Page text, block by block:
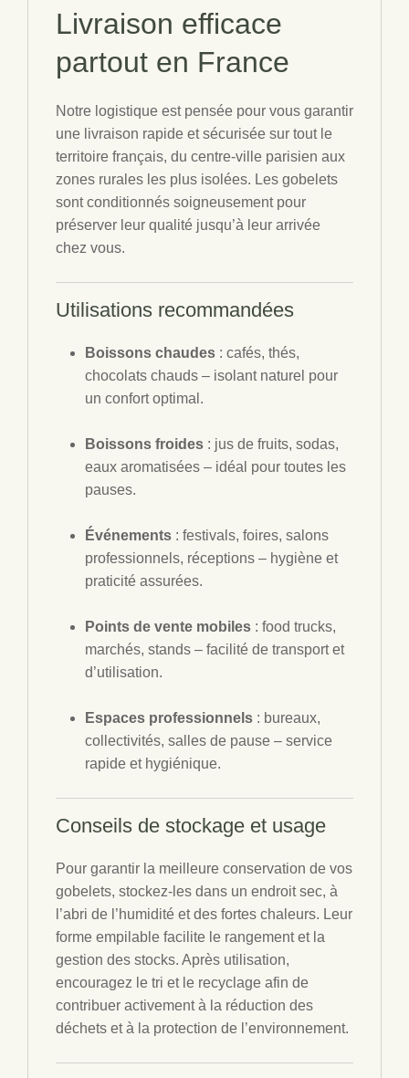
Livraison efficace
partout en France
Notre logistique est pensée pour vous garantir
une livraison rapide et sécurisée sur tout le
territoire français, du centre-ville parisien aux
zones rurales les plus isolées. Les gobelets
sont conditionnés soigneusement pour
préserver leur qualité jusqu’à leur arrivée
chez vous.
Utilisations recommandées
Boissons chaudes : cafés, thés,
chocolats chauds – isolant naturel pour
un confort optimal.
Boissons froides : jus de fruits, sodas,
eaux aromatisées – idéal pour toutes les
pauses.
Événements : festivals, foires, salons
professionnels, réceptions – hygiène et
praticité assurées.
Points de vente mobiles : food trucks,
marchés, stands – facilité de transport et
d’utilisation.
Espaces professionnels : bureaux,
collectivités, salles de pause – service
rapide et hygiénique.
Conseils de stockage et usage
Pour garantir la meilleure conservation de vos
gobelets, stockez-les dans un endroit sec, à
l’abri de l’humidité et des fortes chaleurs. Leur
forme empilable facilite le rangement et la
gestion des stocks. Après utilisation,
encouragez le tri et le recyclage afin de
contribuer activement à la réduction des
déchets et à la protection de l’environnement.